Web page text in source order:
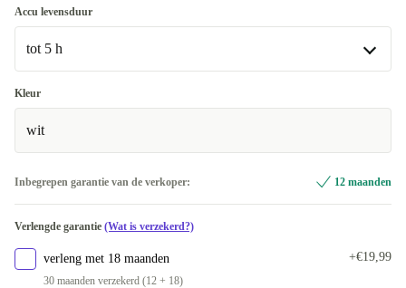
Accu levensduur
tot 5 h
tot 5 h
Beschikbaar in andere configuraties
tot 4 h
Kleur
wit
Inbegrepen garantie van de verkoper: 12 maanden
Verlengde garantie (Wat is verzekerd?)
verleng met 18 maanden
30 maanden verzekerd (12 + 18)
+€19,99